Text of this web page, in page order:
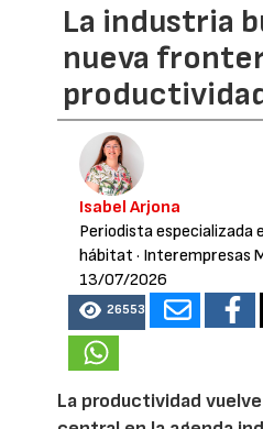
La industria
nueva
Isabel Arjona
Periodista especializada
hábitat · Interempresas
13/07/2026
26553
La productividad